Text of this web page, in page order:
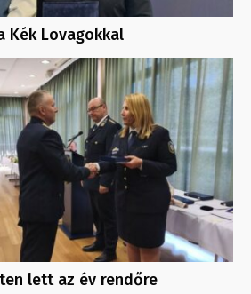
Kék Lovagokkal
lett az év rendőre